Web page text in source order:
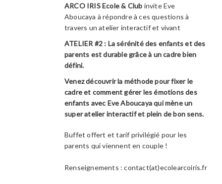
ARCO IRIS Ecole & Club invite Eve
Aboucaya à répondre à ces questions à
travers un atelier interactif et vivant
ATELIER #2 : La sérénité des enfants et des
parents est durable grâce à un cadre bien
défini.
Venez découvrir la méthode pour fixer le
cadre et comment gérer les émotions des
enfants avec Eve Aboucaya qui mène un
super atelier interactif et plein de bon sens.
Buffet offert et tarif privilégié pour les
parents qui viennent en couple !
Renseignements : contact(at)ecolearcoiris.fr